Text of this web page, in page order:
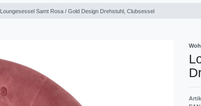
Loungesessel Samt Rosa / Gold Design Drehstuhl, Clubsessel